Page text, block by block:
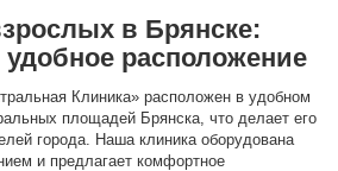
в Брянске:
расположение
Клиника» расположен в удобном
площадей Брянска, что делает его
города. Наша клиника оборудована
и предлагает комфортное